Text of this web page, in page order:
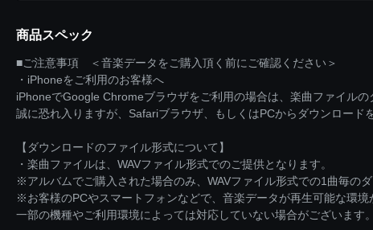
商品スペック
■ご注意事項 ＜音楽データをご購入頂く前にご確認ください＞
・iPhoneをご利用のお客様へ
iPhoneでGoogle Chromeブラウザをご利用の場合は、楽曲ファイルの
誠に恐れ入りますが、Safariブラウザ、もしくはPCからダウンロード
【ダウンロードのファイル形式について】
・楽曲ファイルは、WAVファイル形式でのご提供となります。
※アルバムでご購入された場合のみ、WAVファイル形式での1曲毎の
※お客様のPCやスマートフォンなどで、音楽データが再生可能な環境
一部の機種やご利用環境によっては対応していない場合がございます。